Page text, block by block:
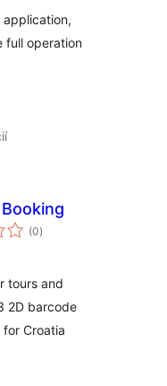
application,
full operation
(0celkové
hodnotenie
)
tours and
2D barcode
Croatia